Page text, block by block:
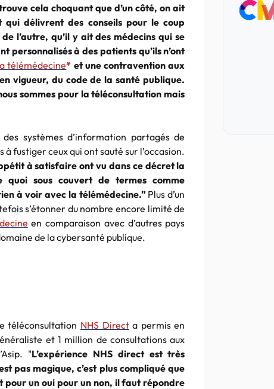
cela choquant que d’un côté, on ait
qui délivrent des conseils pour le coup
l’autre, qu’il y ait des médecins qui se
personnalisés à des patients qu’ils n’ont
télémédecine* et une contravention aux
vigueur, du code de la santé publique.
sommes pour la téléconsultation mais
systèmes d’information partagés de
à fustiger ceux qui ont sauté sur l’occasion.
à satisfaire ont vu dans ce décret la
sous couvert de termes comme
à voir avec la télémédecine.”Plus d’un
s’étonner du nombre encore limité de
en comparaison avec d’autres pays
de la cybersanté publique.
téléconsultation NHS Directa permis en
et 1 million de consultations aux
"L’expérience NHS direct est très
pas magique, c’est plus compliqué que
pour un oui pour un non, il faut répondre